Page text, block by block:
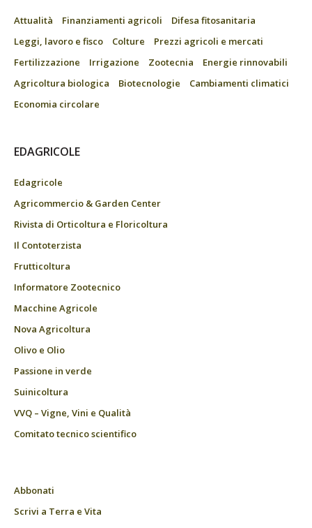
Attualità Finanziamenti agricoli
Difesa fitosanitaria
Leggi, lavoro e fisco
Colture
Prezzi agricoli e mercati
Fertilizzazione
Irrigazione Zootecnia
Energie rinnovabili
Agricoltura biologica
Biotecnologie
Cambiamenti climatici
Economia circolare
EDAGRICOLE
Edagricole
Agricommercio & Garden Center
Rivista di Orticoltura e Floricoltura
Il Contoterzista
Frutticoltura
Informatore Zootecnico
Macchine Agricole
Nova Agricoltura
Olivo e Olio
Passione in verde
Suinicoltura
VVQ – Vigne, Vini e Qualità
Comitato tecnico scientifico
Abbonati
Scrivi a Terra e Vita